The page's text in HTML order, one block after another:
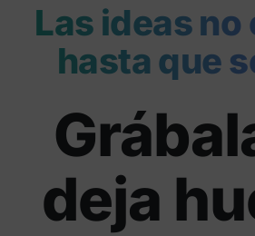
Las ideas no
hasta que
deja